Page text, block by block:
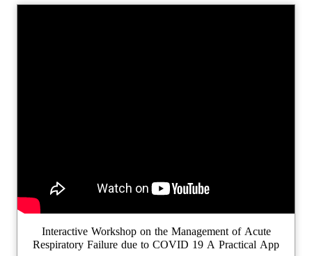
Interactive Workshop on the Management of Acute
Respiratory Failure due to COVID 19 A Practical App